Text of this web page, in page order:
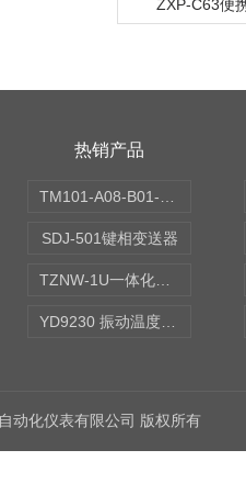
ZXP-C63便
热销产品
SDJ-501键相变送器
动化仪表有限公司 版权所有